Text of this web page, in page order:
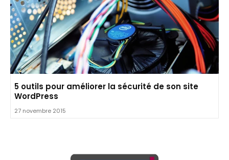
5 outils pour améliorer la sécurité de son site
WordPress
27 novembre 2015